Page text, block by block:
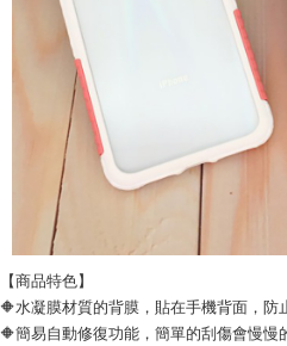
【商品特色】
🔶水凝膜材質的背膜，貼在手機背面，防
🔶簡易自動修復功能，簡單的刮傷會慢慢